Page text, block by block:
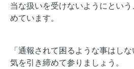
当な扱いを受けないようにとい
めています。
「通報されて困るような事はし
気を引き締めて参りましょう。